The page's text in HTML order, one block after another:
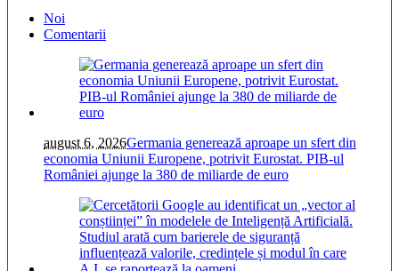
Noi
Comentarii
august 6, 2026Germania generează aproape un sfert din
economia Uniunii Europene, potrivit Eurostat. PIB-ul
României ajunge la 380 de miliarde de euro